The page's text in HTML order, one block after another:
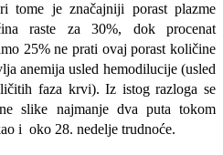
tome je značajniji porast plazme
raste za 30%, dok procenat
25% ne prati ovaj porast količine
anemija usled hemodilucije (usled
faza krvi). Iz istog razloga se
slike najmanje dva puta tokom
i oko 28. nedelje trudnoće.